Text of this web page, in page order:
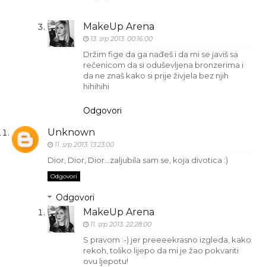
MakeUp Arena
13. srp 2013. 00:16:00
Držim fige da ga nađeš i da mi se javiš sa
rečenicom da si oduševljena bronzerima i
da ne znaš kako si prije živjela bez njih
hihihihi
Odgovori
Unknown
11. srp 2013. 13:23:00
Dior, Dior, Dior...zaljubila sam se, koja divotica :)
Odgovori
Odgovori
MakeUp Arena
11. srp 2013. 22:28:00
S pravom :-) jer preeeekrasno izgleda, kako
rekoh, toliko lijepo da mi je žao pokvariti
ovu ljepotu!